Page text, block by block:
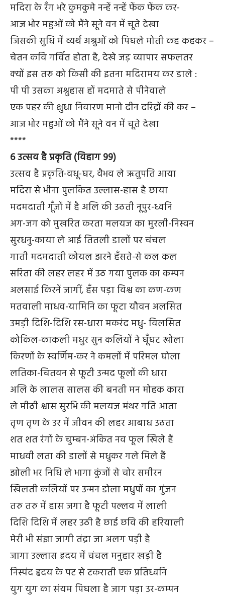
मदिरा के रँग भरे कुमकुमे नन्हें नन्हें फेंक फेंक कर-
आज भोर महुओं को मैंने सूने वन में चूते देखा
जिसकी सुधि में व्यर्थ अश्रुओं को पिघले मोती कह कहकर –
चेतन कवि गर्वित होता है, देखे जड़ व्यापार सफलतर
क्यों इस तरु को किसी की इतना मदिरामय कर डाले :
पी पी उसका अश्रुहास हों मदमाते से पीनेवाले
एक पहर की क्षुधा निवारण मानो दीन दरिद्रों की कर –
आज भोर महुओं को मैंने सूने वन में चूते देखा
****
6 उत्सव है प्रकृति (विहाग 99)
उत्सव है प्रकृति-वधू-घर, वैभव ले ऋतुपति आया
मदिरा से भीना पुलकित उल्लास-हास है छाया
मदमदाती गूँजों में है अलि की उठती नूपुर-ध्वनि
अग-जग को मुखरित करता मलयज का मुरली-निस्वन
सुरधनु-काया ले आई तितली डालों पर चंचल
गाती मदमदाती कोयल झरने हँसते-से कल कल
सरिता की लहर लहर में उठ गया पुलक का कम्पन
अलसाई किरनें जागीं, हँस पड़ा विश्व का कण-कण
मतवाली माधव-यामिनि का फूटा यौवन अलसित
उमड़ी दिशि-दिशि रस-धारा मकरंद मधु- विलसित
कोकिल-काकली मधुर सुन कलियों ने घूँघट खोला
किरणों के स्वर्णिम-कर ने कमलों में परिमल घोला
लतिका-चितवन से फूटी उन्मद फूलों की धारा
अलि के लालस सालस की बनती मन मोहक कारा
ले मीठी श्वास सुरभि की मलयज मंथर गति आता
तृण तृण के उर में जीवन की लहर आबाध उठता
शत शत रंगों के चुम्बन-अंकित नव फूल खिले हैं
माधवी लता की डालों से मधुकर गले मिले हैं
झोली भर निधि ले भागा कुंजों से चोर समीरन
खिलती कलियों पर उन्मन डोला मधुपों का गुंजन
तरु तरु में हास जगा है फूटी पल्लव में लाली
दिशि दिशि में लहर उठी है छाई छवि की हरियाली
मेरी भी संज्ञा जागी तंद्रा जा अलग पड़ी है
जागा उल्लास हृदय में चंचल मनुहार खड़ी है
निस्पंद हृदय के पट से टकराती एक प्रतिध्वनि
युग युग का संयम पिघला है जाग पड़ा उर-कम्पन